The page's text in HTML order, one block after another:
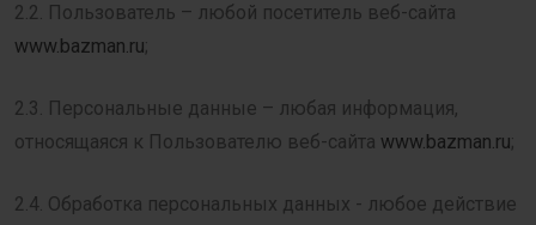
2.2. Пользователь – любой посетитель веб-сайта
www.bazman.ru;
2.3. Персональные данные – любая информация,
относящаяся к Пользователю веб-сайта www.bazman.ru;
2.4. Обработка персональных данных - любое действие